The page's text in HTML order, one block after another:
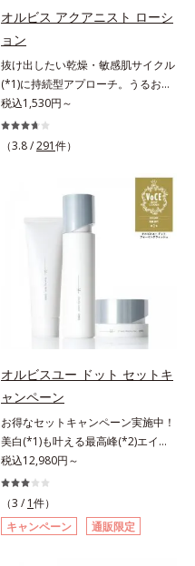
らずのまっさら肌へ。メイクのり
(*7)もよくなります。さわやかさ広
がるシトラスハーバルの香り。*1
乾燥による*2 クエン酸配合＝角層
柔軟成分*3 イソペンチルジオール
配合＝保湿成分*4 ツボクサ葉エキ
ス配合＝保湿成分*5 パルミチン酸
アスコルビルリン酸3Na配合＝保湿
NG、セラミドAP配合＝保湿成分*7
汚れを落とすことによる
オルビス アクアニスト ローシ
ョン
抜け出したい乾燥・敏感肌サイクル
(*1)に持続型アプローチ。うるおい
を追求した敏感肌用保湿スキンケア
(*2)。うるおいを逃し、刺激を受け
やすい角層の“乾燥敏感スランプ
のうるおい研究により完成した、待
望の敏感肌用保湿スキンケアライン
「オルビス アクアニスト」。乾燥
敏感スランプの原因にアプローチす
合。もともと体内にあるアミノ酸は
異物として排出されにくく、肌にと
どまってうるおいを蓄えてくれま
す。刺激を受けやすくなった角層を
うるおいで満たし、脱・敏感肌を目
指します。無油分・無着色・無香
不使用(*5)・パラベンフリー、6つ
のフリー処方で徹底的に肌に寄り添
います。*1 乾燥と敏感をくり返す
こと*2 敏感肌対象連用テスト済
（すべての方のお肌に合うというこ
とではありません）*3 乾燥して敏
感に感じやすい状態のこと*4 発酵
税込1,530円～
（3.8 /291件）
オルビスユー ドット セットキ
ャンペーン
お得なセットキャンペーン実施中！
美白(*1)も叶える最高峰(*2)エイジ
ングケア(*3)。ハリも透明感(*4)も
結果主義。年齢サイン(*5)の因子に
着目した肌科学エイジングケア(*3)
シリーズ。オルビスユー ドットシ
リーズは、年齢による肌悩み一つ一
税込12,980円～
（3 / 1件）
キャンペーン
通販限定